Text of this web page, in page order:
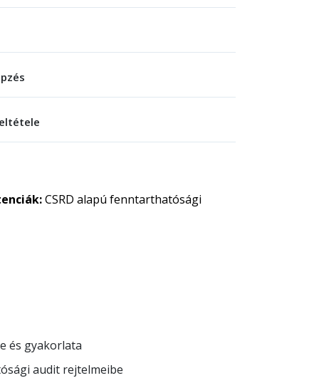
CSRD alapú fenntarthatósági
és gyakorlata
audit rejtelmeibe